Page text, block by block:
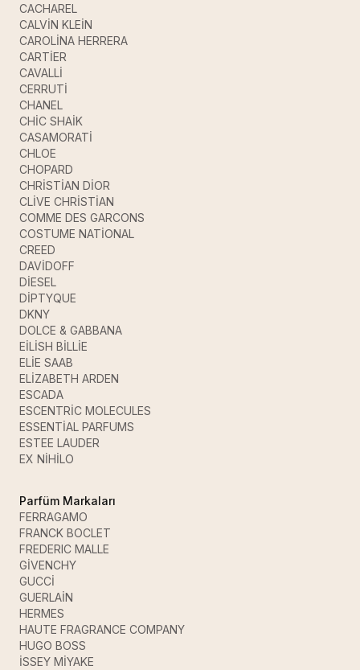
CACHAREL
CALVİN KLEİN
CAROLİNA HERRERA
CARTİER
CAVALLİ
CERRUTİ
CHANEL
CHİC SHAİK
CASAMORATİ
CHLOE
CHOPARD
CHRİSTİAN DİOR
CLİVE CHRİSTİAN
COMME DES GARCONS
COSTUME NATİONAL
CREED
DAVİDOFF
DİESEL
DİPTYQUE
DKNY
DOLCE & GABBANA
EİLİSH BİLLİE
ELİE SAAB
ELİZABETH ARDEN
ESCADA
ESCENTRİC MOLECULES
ESSENTİAL PARFUMS
ESTEE LAUDER
EX NİHİLO
Parfüm Markaları
FERRAGAMO
FRANCK BOCLET
FREDERIC MALLE
GİVENCHY
GUCCİ
GUERLAİN
HERMES
HAUTE FRAGRANCE COMPANY
HUGO BOSS
İSSEY MİYAKE